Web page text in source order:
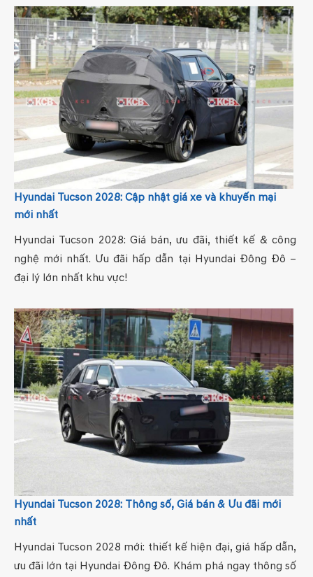
Hyundai Tucson 2028: Cập nhật giá xe và khuyến mại
mới nhất
Hyundai Tucson 2028: Giá bán, ưu đãi, thiết kế & công
nghệ mới nhất. Ưu đãi hấp dẫn tại Hyundai Đông Đô –
đại lý lớn nhất khu vực!
Hyundai Tucson 2028: Thông số, Giá bán & Ưu đãi mới
nhất
Hyundai Tucson 2028 mới: thiết kế hiện đại, giá hấp dẫn,
ưu đãi lớn tại Hyundai Đông Đô. Khám phá ngay thông số